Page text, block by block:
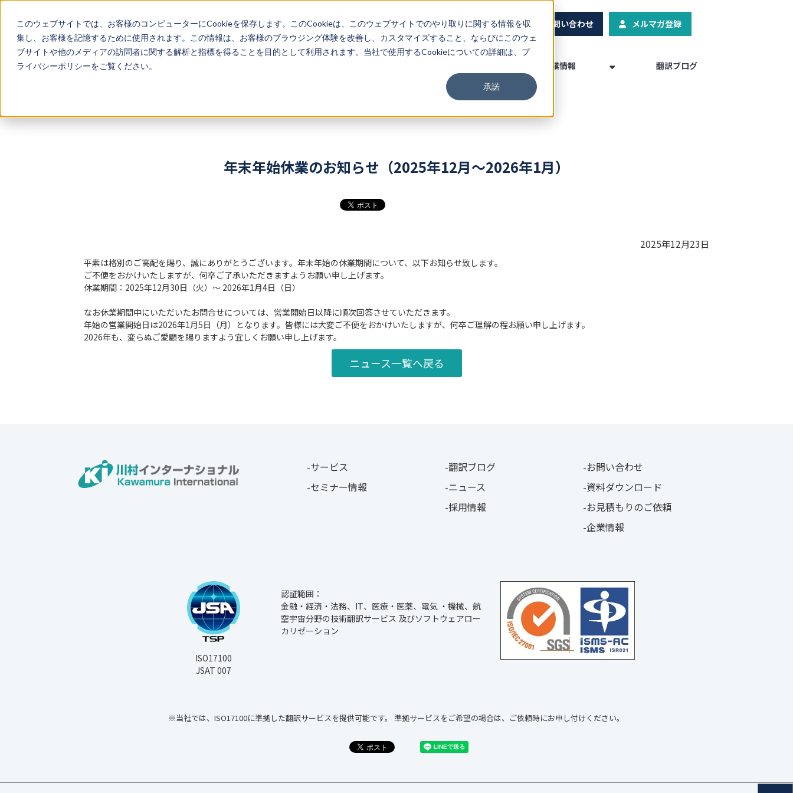
このウェブサイトでは、お客様のコンピューターにCookieを保存します。このCookieは、このウェブサイトでのやり取りに関する情報を収
集し、お客様を記憶するために使用されます。この情報は、お客様のブラウジング体験を改善し、カスタマイズすること、ならびにこのウェ
ブサイトや他のメディアの訪問者に関する解析と指標を得ることを目的として利用されます。当社で使用するCookieについての詳細は、プ
ライバシーポリシーをご覧ください。
承諾
03-3267-0270 EN お問い合わせ メルマガ登録
サービス 企業情報 翻訳ブログ
年末年始休業のお知らせ（2025年12月～2026年1月）
2025年12月23日
平素は格別のご高配を賜り、誠にありがとうございます。年末年始の休業期間について、以下お知らせ致します。
ご不便をおかけいたしますが、何卒ご了承いただきますようお願い申し上げます。
休業期間：2025年12月30日（火）～ 2026年1月4日（日）
なお休業期間中にいただいたお問合せについては、営業開始日以降に順次回答させていただきます。
年始の営業開始日は2026年1月5日（月）となります。皆様には大変ご不便をおかけいたしますが、何卒ご理解の程お願い申し上げます。
2026年も、変らぬご愛顧を賜りますよう宜しくお願い申し上げます。
ニュース一覧へ戻る
サービス
セミナー情報
翻訳ブログ
ニュース
採用情報
お問い合わせ
資料ダウンロード
お見積もりのご依頼
企業情報
ISO17100
JSAT 007
認証範囲：
金融・経済・法務、IT、医療・医薬、電気 ・機械、航
空宇宙分野の技術翻訳サービス 及びソフトウェアロー
カリゼーション
※当社では、ISO17100に準拠した翻訳サービスを提供可能です。 準拠サービスをご希望の場合は、ご依頼時にお申し付けください。